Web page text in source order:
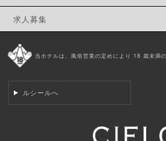
求人募集
当ホテルは、風俗営業の定めにより 18 歳未満
ルシールへ